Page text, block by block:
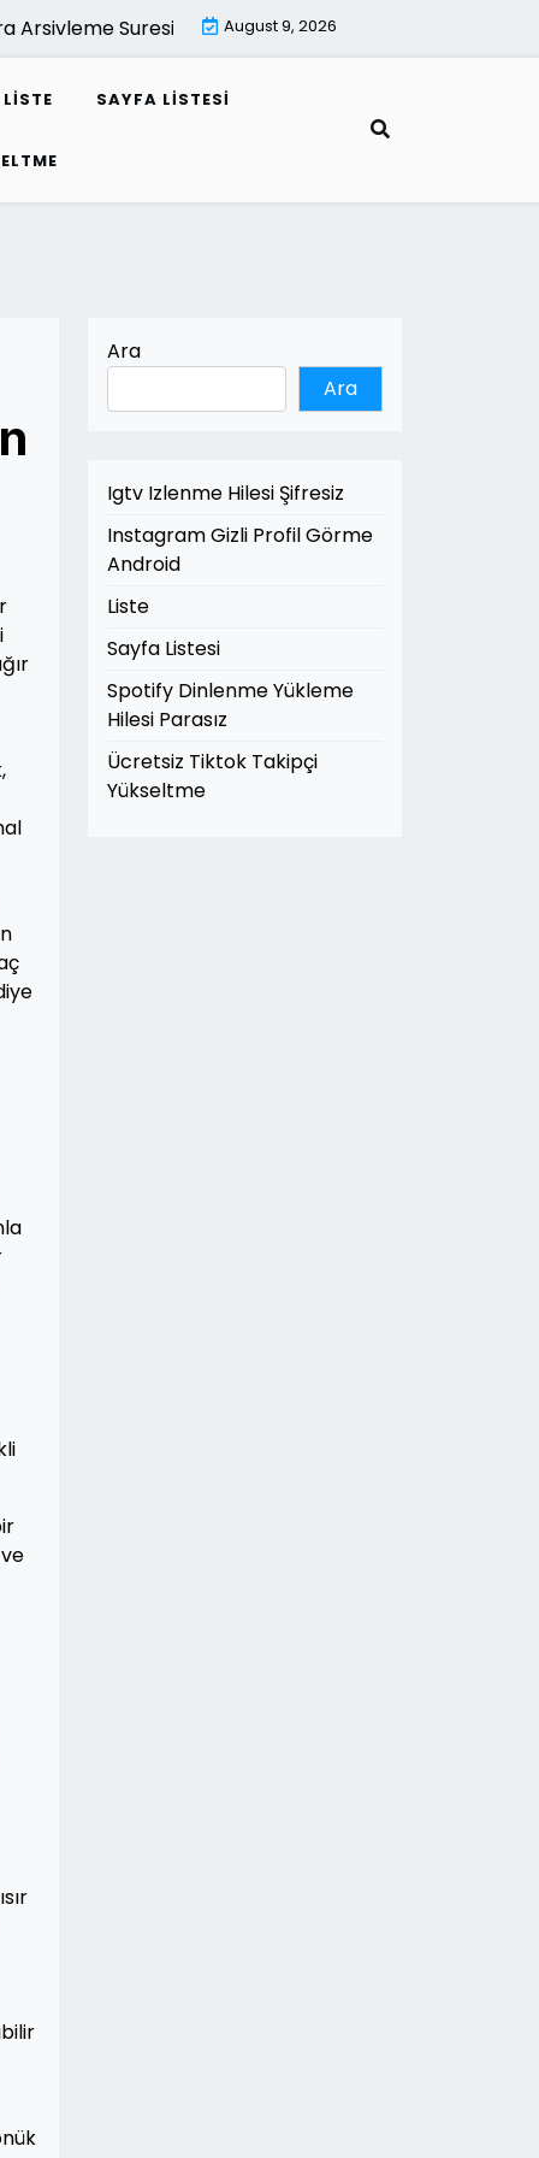
Suresi Kac Yildir |Mimari Render İle Leed
August 9, 2026
LISTE SAYFA LISTESI
Ara
Ara
Igtv Izlenme Hilesi Şifresiz
Instagram Gizli Profil Görme
Android
Liste
Sayfa Listesi
Spotify Dinlenme Yükleme
Hilesi Parasız
Ücretsiz Tiktok Takipçi
Yükseltme